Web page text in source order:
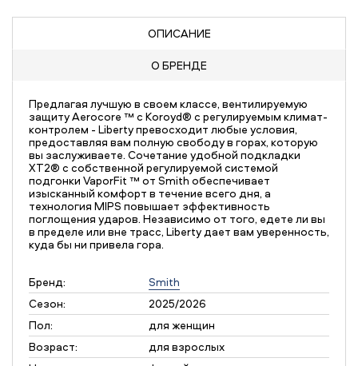
ОПИСАНИЕ
О БРЕНДЕ
Предлагая лучшую в своем классе, вентилируемую
защиту Aerocore ™ с Koroyd® с регулируемым климат-
контролем - Liberty превосходит любые условия,
предоставляя вам полную свободу в горах, которую
вы заслуживаете. Сочетание удобной подкладки
XT2® с собственной регулируемой системой
подгонки VaporFit ™ от Smith обеспечивает
изысканный комфорт в течение всего дня, а
технология MIPS повышает эффективность
поглощения ударов. Независимо от того, едете ли вы
в пределе или вне трасс, Liberty дает вам уверенность,
куда бы ни привела гора.
Бренд:
Smith
Сезон:
2025/2026
Пол:
для женщин
Возраст:
для взрослых